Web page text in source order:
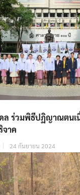
ล ร่วมพิธีปฏิญาณตนเ
าค
24 กันยายน 2024